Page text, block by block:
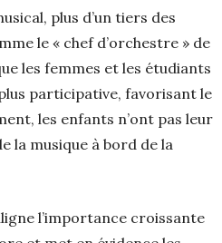
plus d’un tiers des
le « chef d’orchestre » de
les femmes et les étudiants
participative, favorisant le
les enfants n’ont pas leur
la musique à bord de la
l’importance croissante